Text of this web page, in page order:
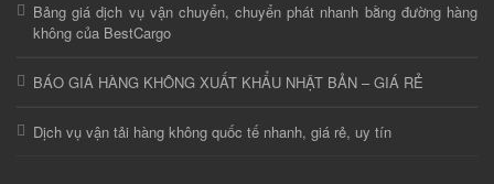
Bảng giá dịch vụ vận chuyển, chuyển phát nhanh bằng đường hàng
không của BestCargo
BÁO GIÁ HÀNG KHÔNG XUẤT KHẨU NHẬT BẢN – GIÁ RẺ
Dịch vụ vận tải hàng không quốc tế nhanh, giá rẻ, uy tín